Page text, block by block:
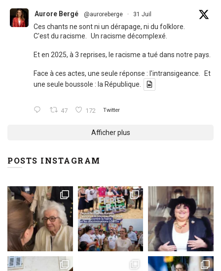
Aurore Bergé @auroreberge · 31 Juil
Ces chants ne sont ni un dérapage, ni du folklore.
C'est du racisme. Un racisme décomplexé.
Et en 2025, à 3 reprises, le racisme a tué dans notre pays.
Face à ces actes, une seule réponse : l'intransigeance. Et
une seule boussole : la République.
47 172 Twitter
Afficher plus
POSTS INSTAGRAM